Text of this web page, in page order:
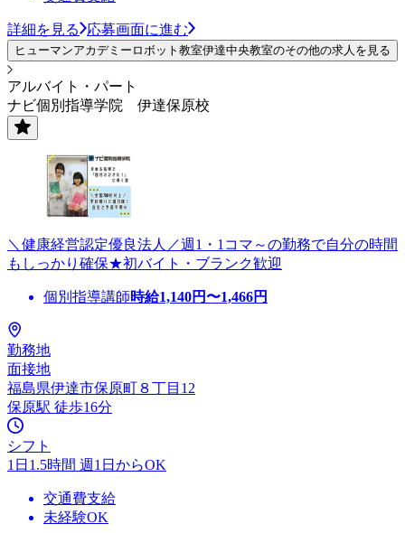
詳細を見る 応募画面に進む
ヒューマンアカデミーロボット教室伊達中央教室のその他の求人を見る
アルバイト・パート
ナビ個別指導学院 伊達保原校
＼健康経営認定優良法人／週1・1コマ～の勤務で自分の時間
もしっかり確保★初バイト・ブランク歓迎
個別指導講師時給1,140円〜1,466円
勤務地
面接地
福島県伊達市保原町８丁目12
保原駅 徒歩16分
シフト
1日1.5時間 週1日からOK
交通費支給
未経験OK